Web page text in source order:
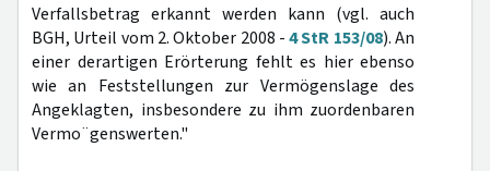
Verfallsbetrag erkannt werden kann (vgl. auch
BGH, Urteil vom 2. Oktober 2008 -4 StR 153/08). An
einer derartigen Erörterung fehlt es hier ebenso
wie an Feststellungen zur Vermögenslage des
Angeklagten, insbesondere zu ihm zuordenbaren
Vermo¨genswerten."